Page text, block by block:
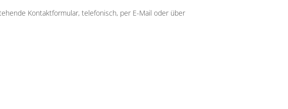
Kontaktformular, telefonisch, per E-Mail oder über